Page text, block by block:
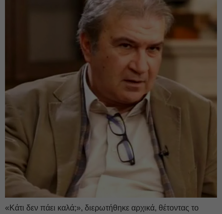
«Κάτι δεν πάει καλά;», διερωτήθηκε αρχικά, θέτοντας το